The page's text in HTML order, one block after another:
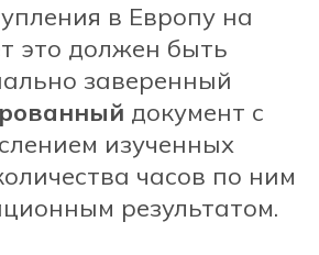
в Европу на
это должен быть
заверенный
документ с
изученных
часов по ним
результатом.